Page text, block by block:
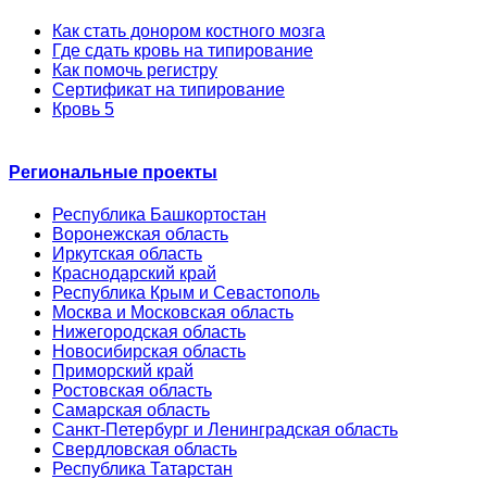
Как стать донором костного мозга
Где сдать кровь на типирование
Как помочь регистру
Сертификат на типирование
Кровь 5
Региональные проекты
Республика Башкортостан
Воронежская область
Иркутская область
Краснодарский край
Республика Крым и Севастополь
Москва и Московская область
Нижегородская область
Новосибирская область
Приморский край
Ростовская область
Самарская область
Санкт-Петербург и Ленинградская область
Свердловская область
Республика Татарстан